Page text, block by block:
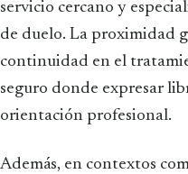
servicio cercano y
de duelo. La proximidad
continuidad en el
seguro donde expresar
orientación profesional.
Además, en contextos